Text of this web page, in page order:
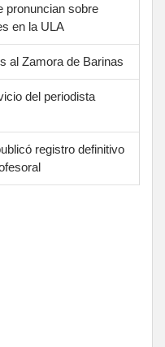
pronuncian sobre
en la ULA
al Zamora de Barinas
del periodista
registro definitivo